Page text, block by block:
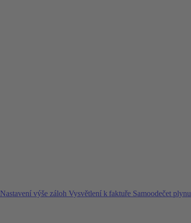
Nastavení výše záloh Vysvětlení k faktuře Samoodečet plynu